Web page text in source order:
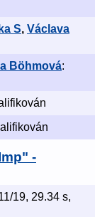
S, Václava
Böhmová:
-
19, 29.34 s,